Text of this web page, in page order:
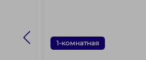
BYN 1-комнатная